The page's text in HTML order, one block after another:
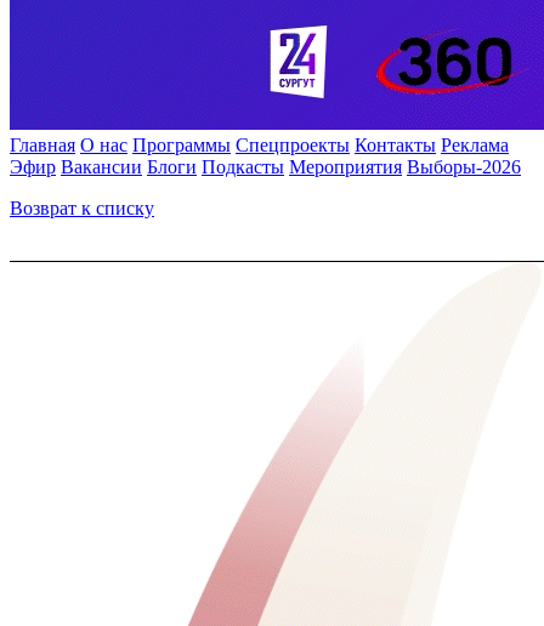
Главная О нас Программы Спецпроекты Контакты Реклама
Эфир Вакансии Блоги Подкасты Мероприятия Выборы-2026
Возврат к списку